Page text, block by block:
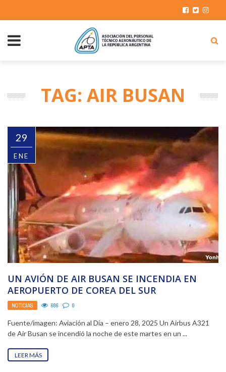
TAG: AIR BUSAN
29
ENE
UN AVIÓN DE AIR BUSAN SE INCENDIA EN
AEROPUERTO DE COREA DEL SUR
NOTICIAS 686 0
Fuente/imagen: Aviación al Día – enero 28, 2025 Un Airbus A321
de Air Busan se incendió la noche de este martes en un ...
LEER MÁS